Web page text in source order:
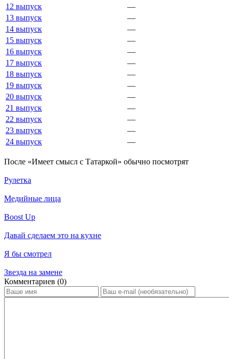
12 выпуск
—
13 выпуск
—
14 выпуск
—
15 выпуск
—
16 выпуск
—
17 выпуск
—
18 выпуск
—
19 выпуск
—
20 выпуск
—
21 выпуск
—
22 выпуск
—
23 выпуск
—
24 выпуск
—
По­сле «Имеет смысл с Татаркой» обыч­но по­смот­рят
Рулетка
Медийные лица
Boost Up
Давай сделаем это на кухне
Я бы смотрел
Звезда на замене
Ком­мен­та­ри­ев (0)